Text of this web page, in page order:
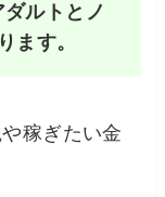
ルトとノ
ます。
稼ぎたい金